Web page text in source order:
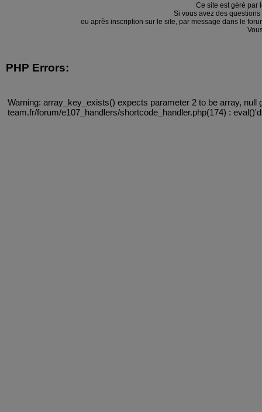
Ce site est géré par
Si vous avez des
ou après inscription sur le site, par message dans le
PHP Errors:
Warning: array_key_exists() expects parameter 2 to be array, null
team.fr/forum/e107_handlers/shortcode_handler.php(174) :